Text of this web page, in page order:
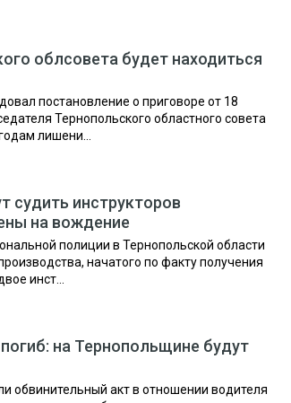
облсовета будет находиться
постановление о приговоре от 18
Тернопольского областного совета
лишени...
судить инструкторов
на вождение
полиции в Тернопольской области
начатого по факту получения
инст...
на Тернопольщине будут
обвинительный акт в отношении водителя